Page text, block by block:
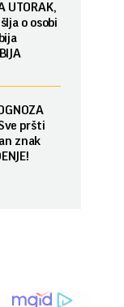
UTORAK,
o osobi
pršti
znak